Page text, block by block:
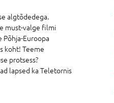
algtõdedega.
must-valge filmi
Euroopa
koht! Teeme
protsess?
lapsed ka Teletornis